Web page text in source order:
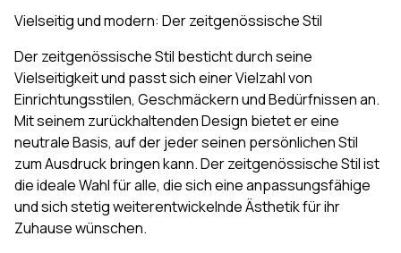
Vielseitig und modern: Der zeitgenössische Stil
Der zeitgenössische Stil besticht durch seine
Vielseitigkeit und passt sich einer Vielzahl von
Einrichtungsstilen, Geschmäckern und Bedürfnissen an.
Mit seinem zurückhaltenden Design bietet er eine
neutrale Basis, auf der jeder seinen persönlichen Stil
zum Ausdruck bringen kann. Der zeitgenössische Stil ist
die ideale Wahl für alle, die sich eine anpassungsfähige
und sich stetig weiterentwickelnde Ästhetik für ihr
Zuhause wünschen.